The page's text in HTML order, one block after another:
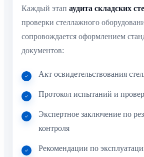
Каждый этап аудита складских
проверки стеллажного
сопровождается оформлением
документов:
Акт освидетельствования
Протокол испытаний и
Экспертное заключение по
контроля
Рекомендации по